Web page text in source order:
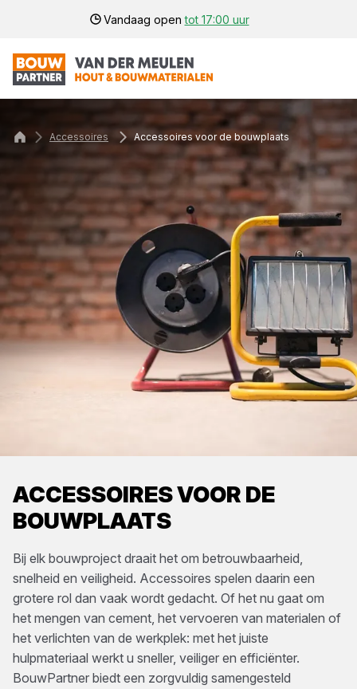
Vandaag opentot 17:00 uur
ACCESSOIRES VOOR DE
BOUWPLAATS
Bij elk bouwproject draait het om betrouwbaarheid,
snelheid en veiligheid. Accessoires spelen daarin een
grotere rol dan vaak wordt gedacht. Of het nu gaat om
het mengen van cement, het vervoeren van materialen of
het verlichten van de werkplek: met het juiste
hulpmateriaal werkt u sneller, veiliger en efficiënter.
BouwPartner biedt een zorgvuldig samengesteld
Accessoires Accessoires voor de bouwplaats